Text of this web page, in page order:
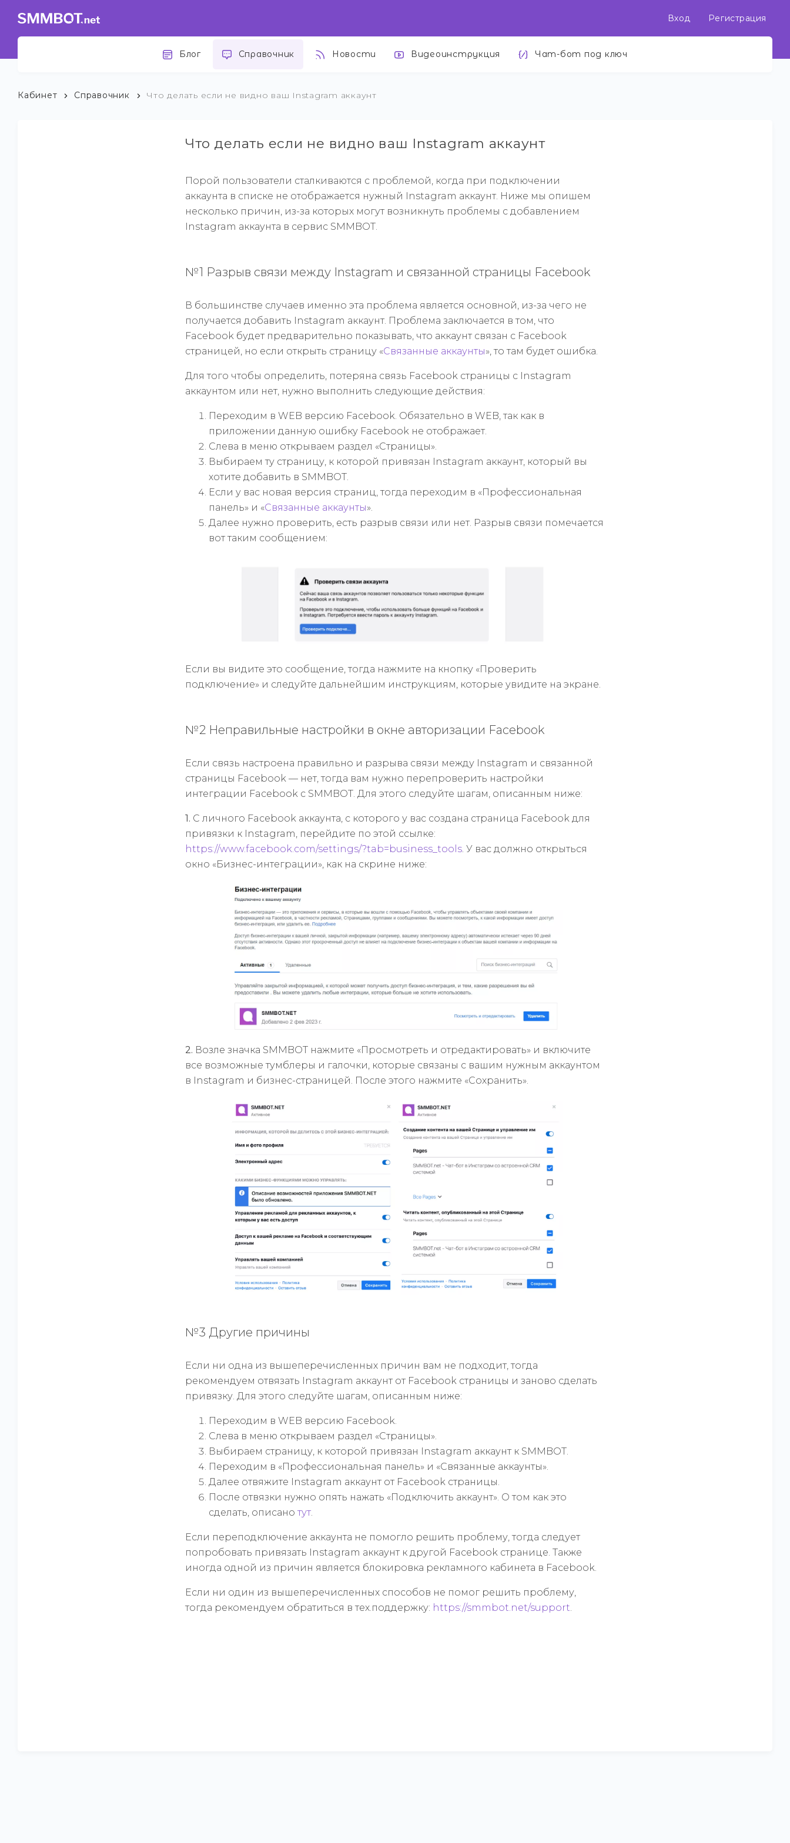
Вход Регистрация
Блог Справочник Новости Видеоинструкция Чат-бот под ключ
Кабинет Справочник Что делать если не видно ваш Instagram аккаунт
Что делать если не видно ваш Instagram аккаунт
Порой пользователи сталкиваются с проблемой, когда при подключении
аккаунта в списке не отображается нужный Instagram аккаунт. Ниже мы опишем
несколько причин, из-за которых могут возникнуть проблемы с добавлением
Instagram аккаунта в сервис SMMBOT.
№1 Разрыв связи между Instagram и связанной страницы Facebook
В большинстве случаев именно эта проблема является основной, из-за чего не
получается добавить Instagram аккаунт. Проблема заключается в том, что
Facebook будет предварительно показывать, что аккаунт связан с Facebook
страницей, но если открыть страницу «Связанные аккаунты», то там будет ошибка.
Для того чтобы определить, потеряна связь Facebook страницы с Instagram
аккаунтом или нет, нужно выполнить следующие действия:
Переходим в WEB версию Facebook. Обязательно в WEB, так как в
приложении данную ошибку Facebook не отображает.
Слева в меню открываем раздел «Страницы».
Выбираем ту страницу, к которой привязан Instagram аккаунт, который вы
хотите добавить в SMMBOT.
Если у вас новая версия страниц, тогда переходим в «Профессиональная
панель» и «Связанные аккаунты».
Далее нужно проверить, есть разрыв связи или нет. Разрыв связи помечается
вот таким сообщением:
Если вы видите это сообщение, тогда нажмите на кнопку «Проверить
подключение» и следуйте дальнейшим инструкциям, которые увидите на экране.
№2 Неправильные настройки в окне авторизации Facebook
Если связь настроена правильно и разрыва связи между Instagram и связанной
страницы Facebook — нет, тогда вам нужно перепроверить настройки
интеграции Facebook с SMMBOT. Для этого следуйте шагам, описанным ниже:
1. С личного Facebook аккаунта, с которого у вас создана страница Facebook для
привязки к Instagram, перейдите по этой ссылке:
https://www.facebook.com/settings/?tab=business_tools . У вас должно открыться
окно «Бизнес-интеграции», как на скрине ниже:
2. Возле значка SMMBOT нажмите «Просмотреть и отредактировать» и включите
все возможные тумблеры и галочки, которые связаны с вашим нужным аккаунтом
в Instagram и бизнес-страницей. После этого нажмите «Сохранить».
№3 Другие причины
Если ни одна из вышеперечисленных причин вам не подходит, тогда
рекомендуем отвязать Instagram аккаунт от Facebook страницы и заново сделать
привязку. Для этого следуйте шагам, описанным ниже:
Переходим в WEB версию Facebook.
Слева в меню открываем раздел «Страницы».
Выбираем страницу, к которой привязан Instagram аккаунт к SMMBOT.
Переходим в «Профессиональная панель» и «Связанные аккаунты».
Далее отвяжите Instagram аккаунт от Facebook страницы.
После отвязки нужно опять нажать «Подключить аккаунт». О том как это
сделать, описанотут.
Если переподключение аккаунта не помогло решить проблему, тогда следует
попробовать привязать Instagram аккаунт к другой Facebook странице. Также
иногда одной из причин является блокировка рекламного кабинета в Facebook.
Если ни один из вышеперечисленных способов не помог решить проблему,
тогда рекомендуем обратиться в тех.поддержку: https://smmbot.net/support.